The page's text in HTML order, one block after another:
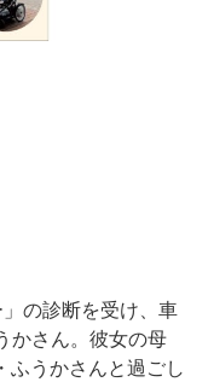
の診断を受け、車
かさん。彼女の母
ふうかさんと過ごし